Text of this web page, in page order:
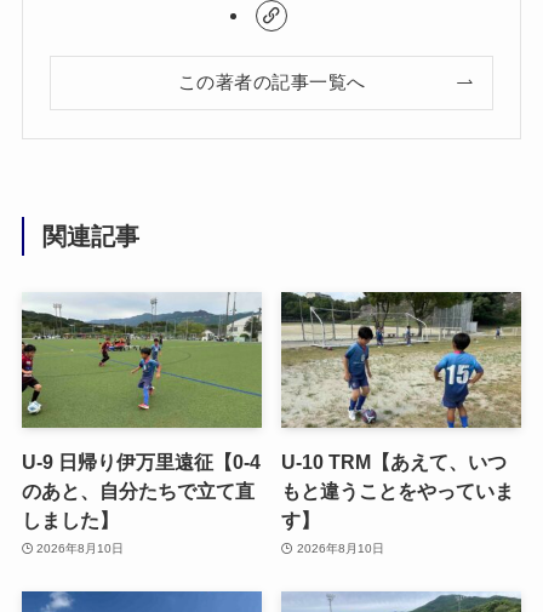
この著者の記事一覧へ
関連記事
U-9 日帰り伊万里遠征【0-4
のあと、自分たちで立て直
しました】
2026年8月10日
U-10 TRM【あえて、いつ
もと違うことをやっていま
す】
2026年8月10日